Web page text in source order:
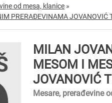
od mesa, klanice »
PRERAĐEVINAMA JOVANOVIĆ
MILAN
MESOM I
JOVANOVIĆ
Mesare, prerađevine